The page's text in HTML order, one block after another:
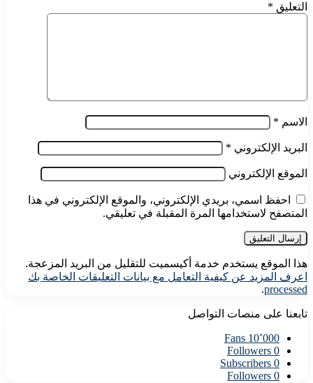
التعليق *
الاسم *
البريد الإلكتروني *
الموقع الإلكتروني
احفظ اسمي، بريدي الإلكتروني، والموقع الإلكتروني في هذا
المتصفح لاستخدامها المرة المقبلة في تعليقي.
هذا الموقع يستخدم خدمة أكيسميت للتقليل من البريد المزعجة.
اعرف المزيد عن كيفية التعامل مع بيانات التعليقات الخاصة بك
processed
.
تابعنا على منصات التواصل
10٬000 Fans
0
Followers
0
Subscribers
0
Followers